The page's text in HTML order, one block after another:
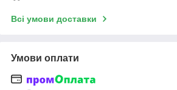
Всі умови доставки
Умови оплати